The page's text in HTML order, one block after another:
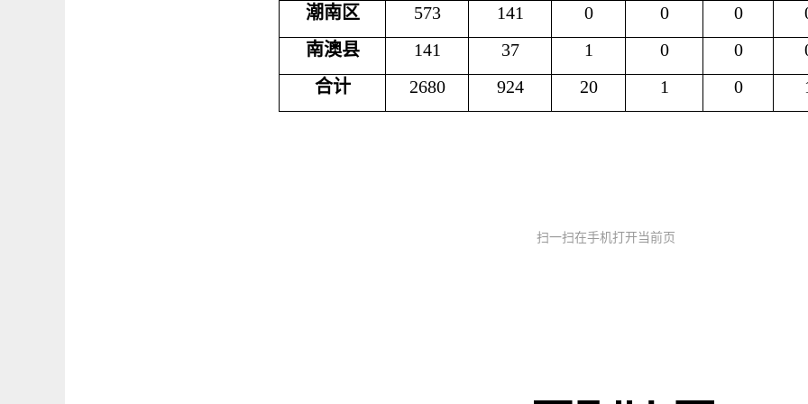
潮南区
573 141 0 0 0
南澳县
141 37 1 0 0
合计
2680 924 20 1 0
扫一扫在手机打开当前页